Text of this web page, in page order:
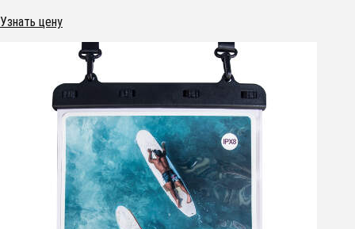
Узнать цену